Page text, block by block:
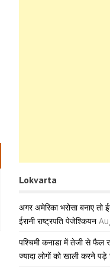
Lokvarta
अगर अमेरिका भरोसा बनाए तो
ईरानी राष्ट्रपति पेजेश्कियन
पश्चिमी कनाडा में तेजी से
ज्यादा लोगों को खाली करने पड़े